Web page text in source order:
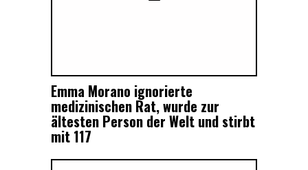
Emma Morano ignorierte
medizinischen Rat, wurde zur
ältesten Person der Welt und stirbt
mit 117